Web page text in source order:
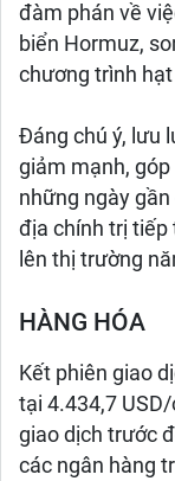
đàm phán về
biển Hormuz,
chương trình
Đáng chú ý, lưu
giảm mạnh,
những ngày
địa chính trị tiếp
lên thị trường
HÀNG HÓA
Kết phiên giao
tại 4.434,7
giao dịch trước
các ngân hàng